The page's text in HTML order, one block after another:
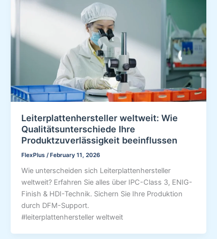
Leiterplattenhersteller weltweit: Wie
Qualitätsunterschiede Ihre
Produktzuverlässigkeit beeinflussen
FlexPlus /February 11, 2026
Wie unterscheiden sich Leiterplattenhersteller
weltweit? Erfahren Sie alles über IPC-Class 3, ENIG-
Finish & HDI-Technik. Sichern Sie Ihre Produktion
durch DFM-Support.
#leiterplattenhersteller weltweit